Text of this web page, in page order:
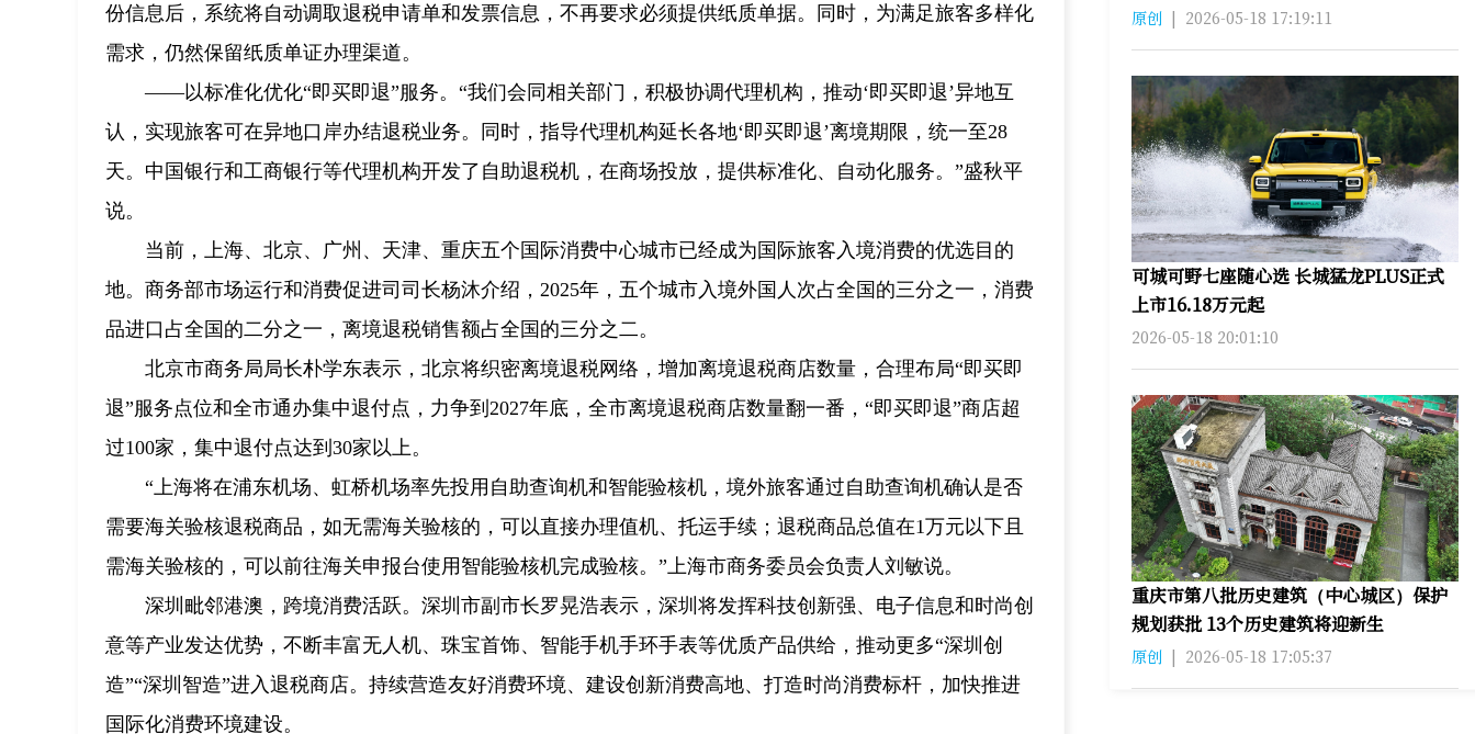
份信息后，系统将自动调取退税申请单和发票信息，不再要求必须提供纸质单据。同时，为满足旅客多样化
需求，仍然保留纸质单证办理渠道。
——以标准化优化“即买即退”服务。“我们会同相关部门，积极协调代理机构，推动‘即买即退’异地互
认，实现旅客可在异地口岸办结退税业务。同时，指导代理机构延长各地‘即买即退’离境期限，统一至28
天。中国银行和工商银行等代理机构开发了自助退税机，在商场投放，提供标准化、自动化服务。”盛秋平
说。
当前，上海、北京、广州、天津、重庆五个国际消费中心城市已经成为国际旅客入境消费的优选目的
地。商务部市场运行和消费促进司司长杨沐介绍，2025年，五个城市入境外国人次占全国的三分之一，消费
品进口占全国的二分之一，离境退税销售额占全国的三分之二。
北京市商务局局长朴学东表示，北京将织密离境退税网络，增加离境退税商店数量，合理布局“即买即
退”服务点位和全市通办集中退付点，力争到2027年底，全市离境退税商店数量翻一番，“即买即退”商店超
过100家，集中退付点达到30家以上。
“上海将在浦东机场、虹桥机场率先投用自助查询机和智能验核机，境外旅客通过自助查询机确认是否
需要海关验核退税商品，如无需海关验核的，可以直接办理值机、托运手续；退税商品总值在1万元以下且
需海关验核的，可以前往海关申报台使用智能验核机完成验核。”上海市商务委员会负责人刘敏说。
深圳毗邻港澳，跨境消费活跃。深圳市副市长罗晃浩表示，深圳将发挥科技创新强、电子信息和时尚创
意等产业发达优势，不断丰富无人机、珠宝首饰、智能手机手环手表等优质产品供给，推动更多“深圳创
造”“深圳智造”进入退税商店。持续营造友好消费环境、建设创新消费高地、打造时尚消费标杆，加快推进
国际化消费环境建设。
原创 | 2026-05-18 17:19:11
可城可野七座随心选 长城猛龙PLUS正式
上市16.18万元起
2026-05-18 20:01:10
重庆市第八批历史建筑（中心城区）保护
规划获批 13个历史建筑将迎新生
原创 | 2026-05-18 17:05:37